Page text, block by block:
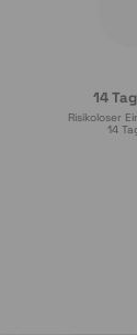
14
Risikoloser
14